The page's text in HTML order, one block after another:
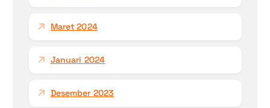
Maret 2024
Januari 2024
Desember 2023